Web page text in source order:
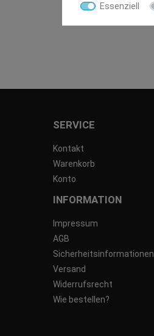
SERVICE
Kontakt
Warenkorb
Konto
INFORMATION
Impressum
AGB
Sicherheitsinformationen
Versand
Widerrufsrecht
Wie bestellen?
Essenziell